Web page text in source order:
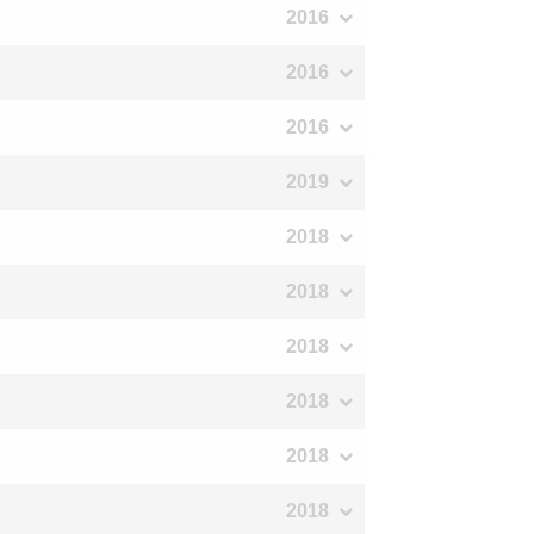
2016
2016
2016
2019
2018
2018
2018
2018
2018
2018